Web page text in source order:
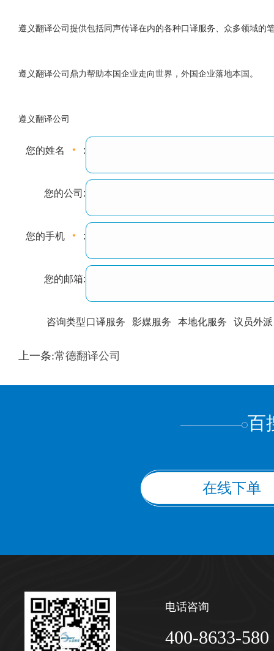
遵义翻译公司提供包括同声传译在内的各种口译服务、众多领域的
遵义翻译公司鼎力帮助本国企业走向世界，外国企业落地本国。
遵义翻译公司
您的姓名 :
您的公司:
您的手机 :
您的邮箱:
咨询类型口译服务 影媒服务 本地化服务 议员外派
训翻译
上一条:常德翻译公司
百
在线下单
电话咨询
400-8633-580